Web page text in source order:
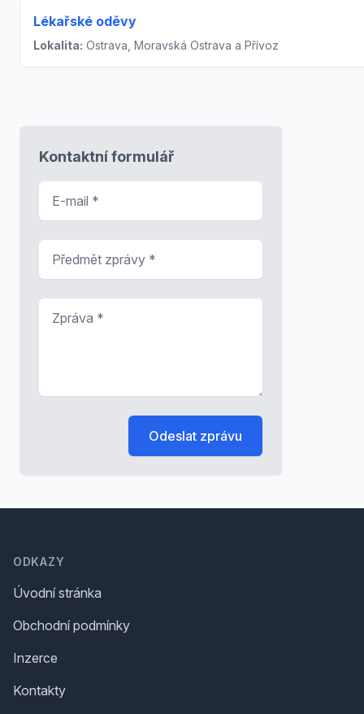
Lékařské oděvy
Lokalita: Ostrava, Moravská Ostrava a Přívoz
Kontaktní formulář
Odeslat zprávu
ODKAZY
Úvodní stránka
Obchodní podmínky
Inzerce
Kontakty